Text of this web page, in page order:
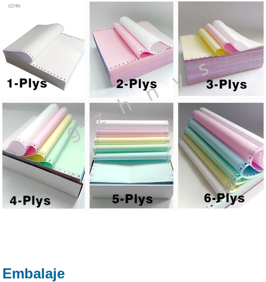
Embalaje